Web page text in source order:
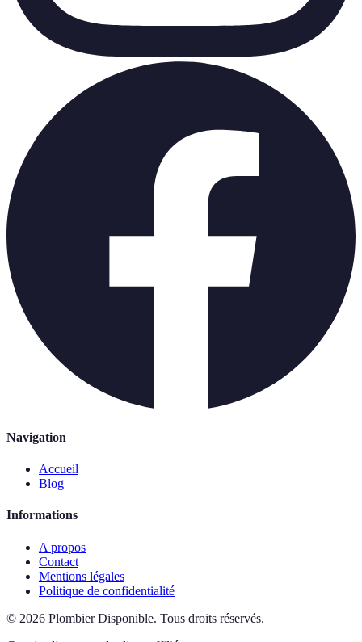
Navigation
Accueil
Blog
Informations
A propos
Contact
Mentions légales
Politique de confidentialité
© 2026 Plombier Disponible. Tous droits réservés.